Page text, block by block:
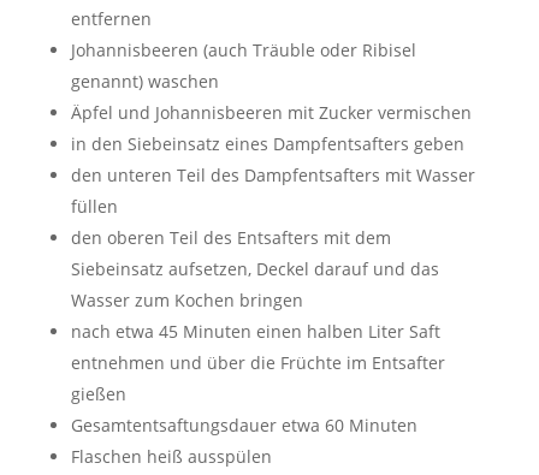
entfernen
Johannisbeeren (auch Träuble oder Ribisel
genannt) waschen
Äpfel und Johannisbeeren mit Zucker vermischen
in den Siebeinsatz eines Dampfentsafters geben
den unteren Teil des Dampfentsafters mit Wasser
füllen
den oberen Teil des Entsafters mit dem
Siebeinsatz aufsetzen, Deckel darauf und das
Wasser zum Kochen bringen
nach etwa 45 Minuten einen halben Liter Saft
entnehmen und über die Früchte im Entsafter
gießen
Gesamtentsaftungsdauer etwa 60 Minuten
Flaschen heiß ausspülen